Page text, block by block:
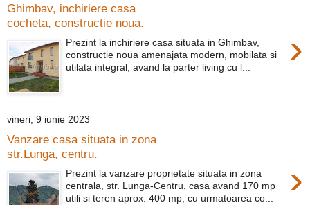
Ghimbav, inchiriere casa
cocheta, constructie noua.
›
Prezint la inchiriere casa situata in Ghimbav,
constructie noua amenajata modern, mobilata si
utilata integral, avand la parter living cu l...
vineri, 9 iunie 2023
Vanzare casa situata in zona
str.Lunga, centru.
›
Prezint la vanzare proprietate situata in zona
centrala, str. Lunga-Centru, casa avand 170 mp
utili si teren aprox. 400 mp, cu urmatoarea co...